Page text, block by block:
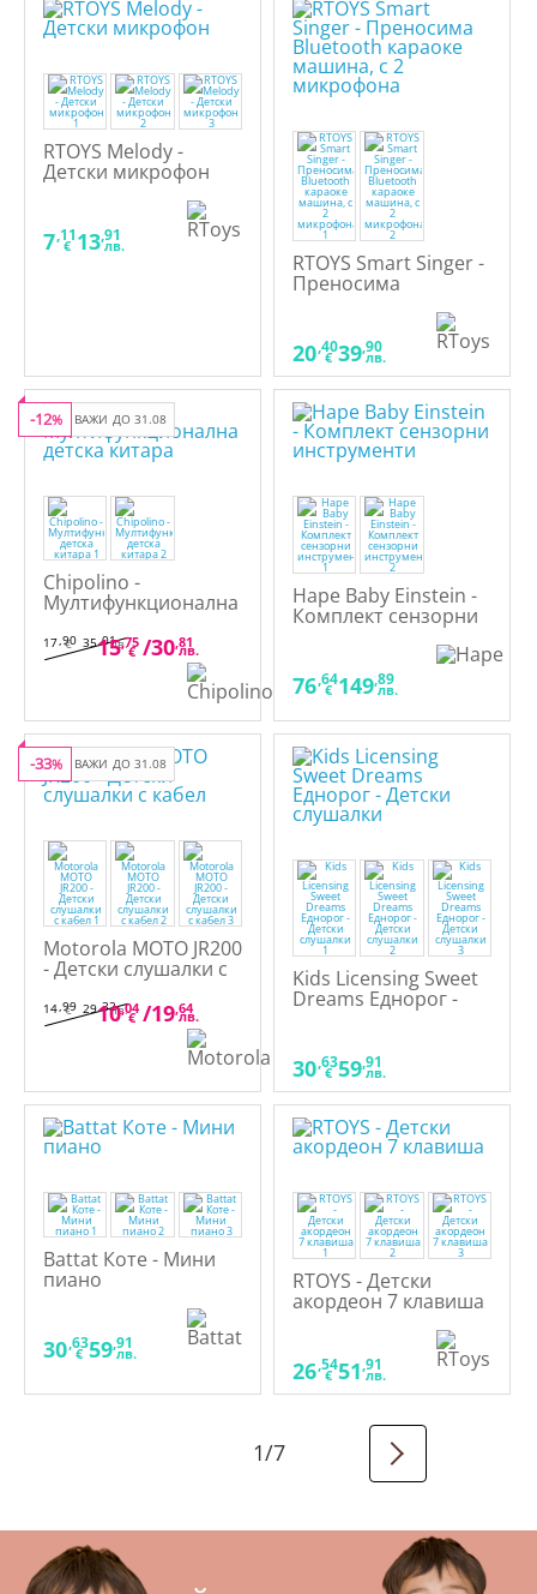
RTOYS Melody -
Детски микрофон
7,11
€ 13,91
лв.
RTOYS Smart Singer -
Преносима
Bluetooth караоке
микрофона
20,40
€ 39,90
лв.
ВАЖИ ДО 31.08
-12%
Chipolino -
Мултифункционална
детска китара
17,90
€ 35,01лв.
15,75
€ /30,81
лв.
Hape Baby Einstein -
Комплект сензорни
76,64
€ 149,89
лв.
ВАЖИ ДО 31.08
-33%
Motorola MOTO JR200
- Детски слушалки с
14,99
€ 29,32лв.
10,04
€ /19,64
лв.
Kids Licensing Sweet
Dreams Еднорог -
Детски слушалки
30,63
€ 59,91
лв.
Battat Коте - Мини
пиано
30,63
€ 59,91
лв.
RTOYS - Детски
акордеон 7 клавиша
26,54
€ 51,91
лв.
1/7